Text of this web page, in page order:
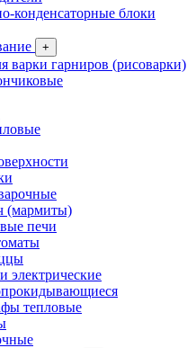
конденсаторные блоки
+
варки гарниров (рисоварки)
(мармиты)
печи
электрические
тепловые